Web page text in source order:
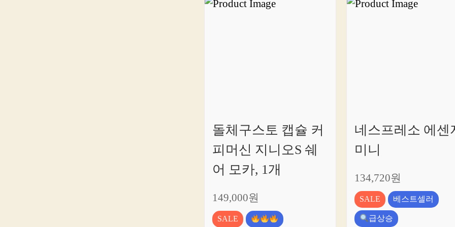
돌체구스토 캡슐 커
피머신 지니오S 쉐
어 모카, 1개
149,000원
SALE
네스프레소 에센
미니
134,720원
SALE
베스트셀러
급상승